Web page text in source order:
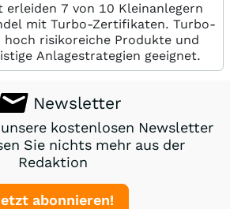
erleiden 7 von 10 Kleinanlegern
mit Turbo-Zertifikaten. Turbo-
risikoreiche Produkte und
Anlagestrategien geeignet.
Newsletter
kostenlosen Newsletter
Sie nichts mehr aus der
Redaktion
abonnieren!